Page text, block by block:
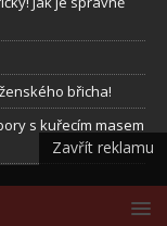
břicha!
s kuřecím masem
Zavřít reklamu